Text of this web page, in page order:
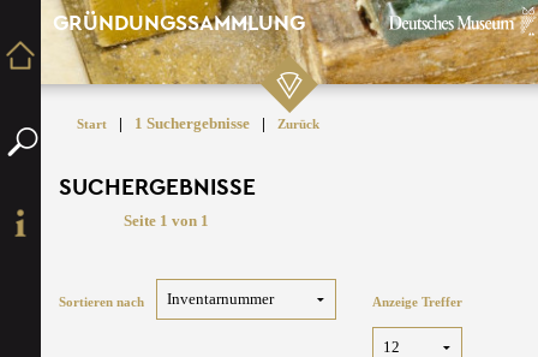
GRÜNDUNGSSAMMLUNG
Start | 1 Suchergebnisse | Zurück
SUCHERGEBNISSE
Seite 1 von 1
Sortieren nach Anzeige Treffer